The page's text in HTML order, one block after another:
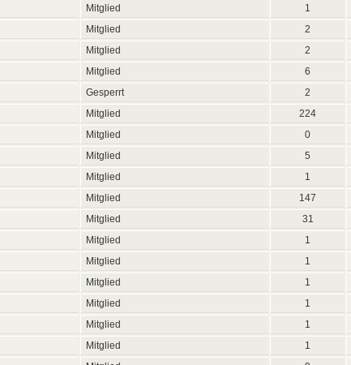
Mitglied 1
Mitglied 2
Mitglied 2
Mitglied 6
Gesperrt 2
Mitglied 224
Mitglied 0
Mitglied 5
Mitglied 1
Mitglied 147
Mitglied 31
Mitglied 1
Mitglied 1
Mitglied 1
Mitglied 1
Mitglied 1
Mitglied 1